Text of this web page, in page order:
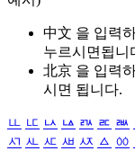
中文 을 입력
누르시면됩니
北京 을 입력
시면 됩니다.
ㅥ ㅦ ㅧ ㅨ ㅩ ㅪ ㅫ
ㅺ ㅻ ㅼ ㅽ ㅾ ㅿ ㆀ